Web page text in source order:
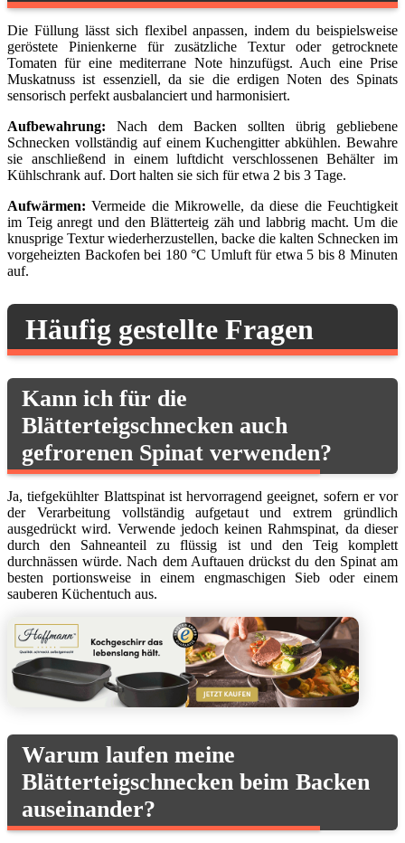
Die Füllung lässt sich flexibel anpassen, indem du beispielsweise
geröstete Pinienkerne für zusätzliche Textur oder getrocknete
Tomaten für eine mediterrane Note hinzufügst. Auch eine Prise
Muskatnuss ist essenziell, da sie die erdigen Noten des Spinats
sensorisch perfekt ausbalanciert und harmonisiert.
Aufbewahrung: Nach dem Backen sollten übrig gebliebene
Schnecken vollständig auf einem Kuchengitter abkühlen. Bewahre
sie anschließend in einem luftdicht verschlossenen Behälter im
Kühlschrank auf. Dort halten sie sich für etwa 2 bis 3 Tage.
Aufwärmen: Vermeide die Mikrowelle, da diese die Feuchtigkeit
im Teig anregt und den Blätterteig zäh und labbrig macht. Um die
knusprige Textur wiederherzustellen, backe die kalten Schnecken im
vorgeheizten Backofen bei 180 °C Umluft für etwa 5 bis 8 Minuten
auf.
Häufig gestellte Fragen
Kann ich für die
Blätterteigschnecken auch
gefrorenen Spinat verwenden?
Ja, tiefgekühlter Blattspinat ist hervorragend geeignet, sofern er vor
der Verarbeitung vollständig aufgetaut und extrem gründlich
ausgedrückt wird. Verwende jedoch keinen Rahmspinat, da dieser
durch den Sahneanteil zu flüssig ist und den Teig komplett
durchnässen würde. Nach dem Auftauen drückst du den Spinat am
besten portionsweise in einem engmaschigen Sieb oder einem
sauberen Küchentuch aus.
Warum laufen meine
Blätterteigschnecken beim Backen
auseinander?